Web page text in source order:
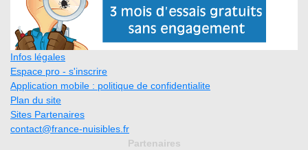
Infos légales
Espace pro - s'inscrire
Application mobile : politique de confidentialite
Plan du site
Sites Partenaires
contact@france-nuisibles.fr
Partenaires